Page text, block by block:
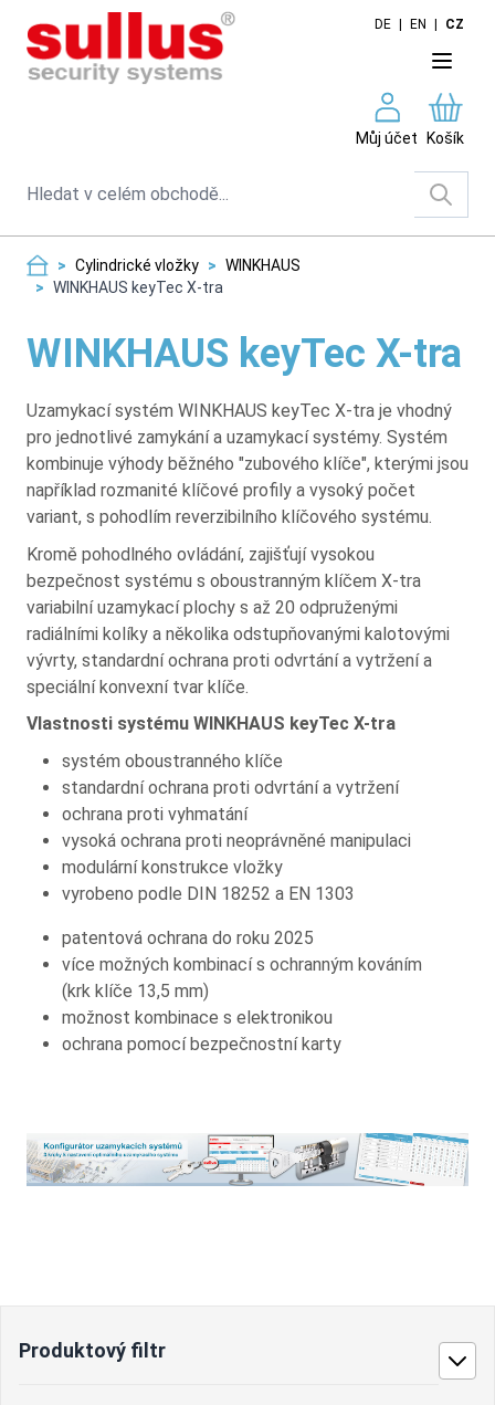
Skip to Content
DE EN CZ
Můj účet Košík
Search
> Cylindrické vložky > WINKHAUS
> WINKHAUS keyTec X-tra
WINKHAUS keyTec X-tra
Uzamykací systém WINKHAUS keyTec X-tra je vhodný
pro jednotlivé zamykání a uzamykací systémy. Systém
kombinuje výhody běžného "zubového klíče", kterými jsou
například rozmanité klíčové profily a vysoký počet
variant, s pohodlím reverzibilního klíčového systému.
Kromě pohodlného ovládání, zajišťují vysokou
bezpečnost systému s oboustranným klíčem X-tra
variabilní uzamykací plochy s až 20 odpruženými
radiálními kolíky a několika odstupňovanými kalotovými
vývrty, standardní ochrana proti odvrtání a vytržení a
speciální konvexní tvar klíče.
Vlastnosti systému WINKHAUS keyTec X-tra
systém oboustranného klíče
standardní ochrana proti odvrtání a vytržení
ochrana proti vyhmatání
vysoká ochrana proti neoprávněné manipulaci
modulární konstrukce vložky
vyrobeno podle DIN 18252 a EN 1303
patentová ochrana do roku 2025
více možných kombinací s ochranným kováním
(krk klíče 13,5 mm)
možnost kombinace s elektronikou
ochrana pomocí bezpečnostní karty
Produktový filtr